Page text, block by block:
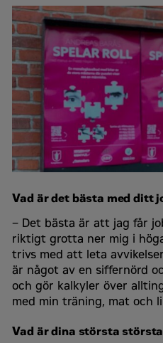
Vad är det bästa med ditt
– Det bästa är att jag får
riktigt grotta ner mig i
trivs med att leta
är något av en siffernörd
och gör kalkyler över
med min träning, mat och
Vad är dina största